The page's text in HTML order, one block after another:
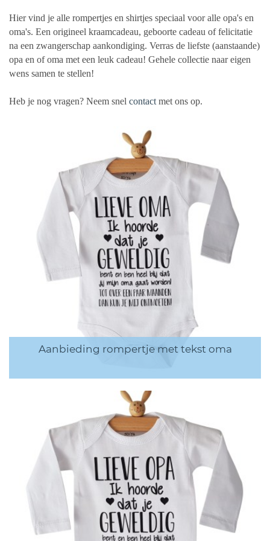
Hier vind je alle rompertjes en shirtjes speciaal voor alle opa's en
oma's. Een origineel kraamcadeau, geboorte cadeau of felicitatie
na een zwangerschap aankondiging. Verras de liefste (aanstaande)
opa en of oma met een leuk cadeau! Gehele collectie naar eigen
wens samen te stellen!
Heb je nog vragen? Neem snel contactmet ons op.
Aanbieding rompertje met tekst oma